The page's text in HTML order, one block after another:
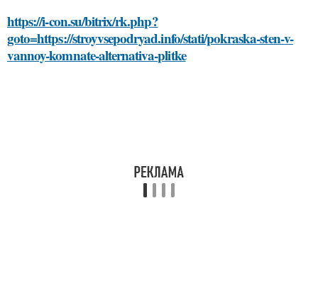
https://i-con.su/bitrix/rk.php?
goto=https://stroyvsepodryad.info/stati/pokraska-sten-v-
vannoy-komnate-alternativa-plitke